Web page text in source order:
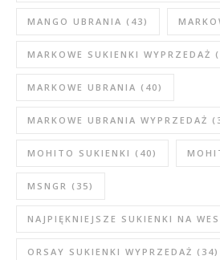
MANGO UBRANIA (43)
MARKOWE SUKIENKI WYPRZEDAŻ
MARKOWE UBRANIA (40)
MARKOWE UBRANIA WYPRZEDAŻ
MOHITO SUKIENKI (40)
MSNGR (35)
NAJPIĘKNIEJSZE SUKIENKI NA
ORSAY SUKIENKI WYPRZEDAŻ (34)